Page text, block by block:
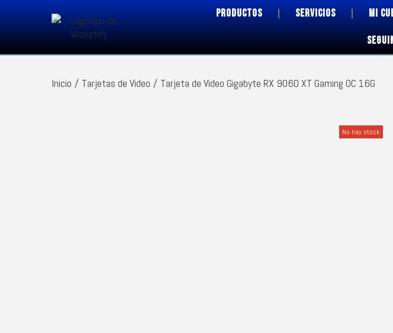
PRODUCTOS SERVICIOS MI
Inicio / Tarjetas de Video / Tarjeta de Video Gigabyte RX 9060 XT Gaming OC 16G
No hay stock